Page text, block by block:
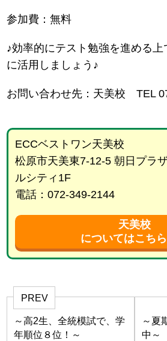
参加費：無料
♪効率的にテスト勉強を進める
に活用しましょう♪
お問い合わせ先：天美校 TEL
ECCベストワン天美校
松原市天美東7-12-5 朝日プラ
ルシティ1F
電話：072-349-2144
天美校
についてはこち
PREV
～高2生、全統模試で、学
年順位８位！～
～夏
中～